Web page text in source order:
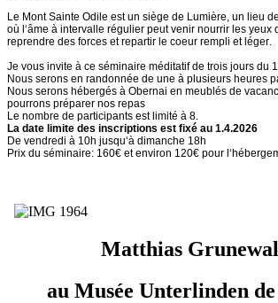
Le Mont Sainte Odile est un siège de Lumière, un lieu
où l‘âme à intervalle régulier peut venir nourrir les yeux
reprendre des forces et repartir le coeur rempli et léger.
Je vous invite à ce séminaire méditatif de trois jours du
Nous serons en randonnée de une à plusieurs heures
Nous serons hébergés à Obernai en meublés de
pourrons préparer nos repas
Le nombre de participants est limité à 8.
La date limite des inscriptions est fixé au 1.4.2026
De vendredi à 10h jusqu‘à dimanche 18h
Prix du séminaire: 160€ et environ 120€ pour
Matthias
au Musée Unterlinden